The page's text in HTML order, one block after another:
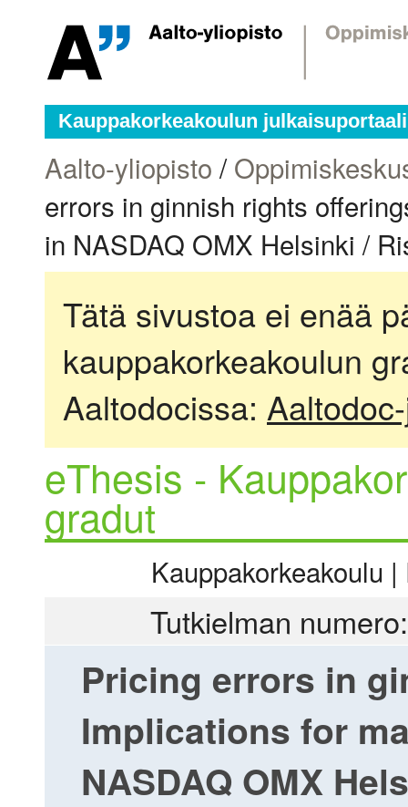
Kauppakorkeakoulun julkaisuportaali
Aalto-yliopisto /
errors in ginnish rights
in NASDAQ OMX Helsinki /
Tätä sivustoa ei enää
kauppakorkeakoulun
Aaltodocissa:
eThesis -
gradut
Kauppakorkeakoulu
Tutkielman
Pricing errors in
Implications for
NASDAQ OMX